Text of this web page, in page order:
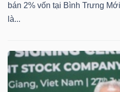
bán 2% vốn tại Bình Trưng
là...